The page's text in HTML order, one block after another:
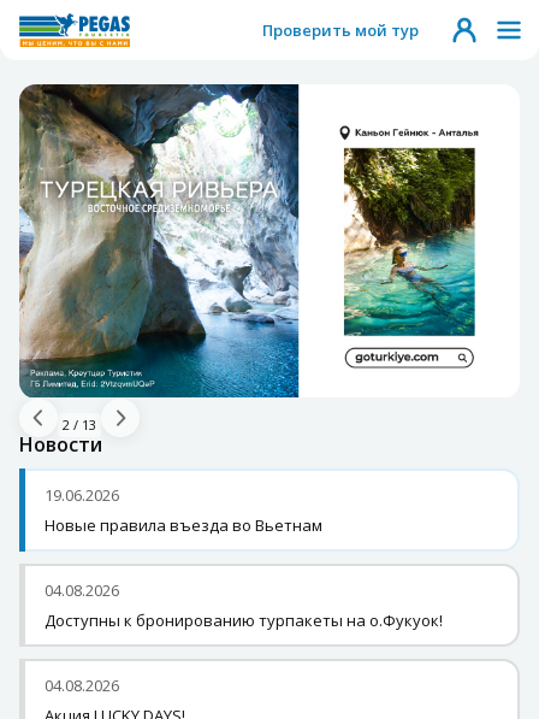
Проверить мой тур
2 / 13
Новости
19.06.2026
Новые правила въезда во Вьетнам
04.08.2026
Доступны к бронированию турпакеты на о.Фукуок!
04.08.2026